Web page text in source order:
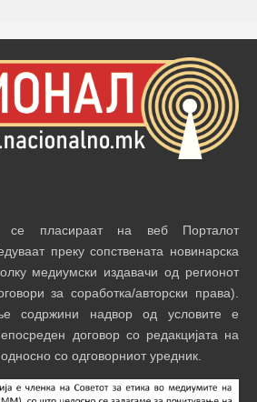
се пласираат на веб Порталот
преку сопствената новинарска
медиумски издавачи од регионот
за соработка/авторски права).
содржини надвор од условите е
договор со редакцијата на
со одговорниот уредник.